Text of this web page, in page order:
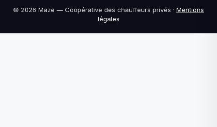
© 2026 Maze — Coopérative des chauffeurs privés · Mentions
légales